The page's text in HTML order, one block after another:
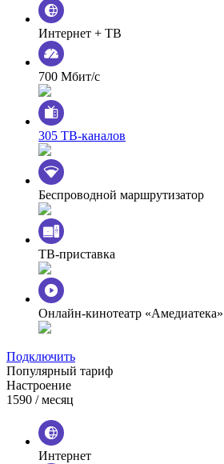
Интернет + ТВ
700 Мбит/с
305 ТВ-каналов
Беспроводной маршрутизатор
ТВ-приставка
Онлайн-кинотеатр «Амедиатека»
Подключить
Популярный тариф
Настроение
1590 / месяц
Интернет